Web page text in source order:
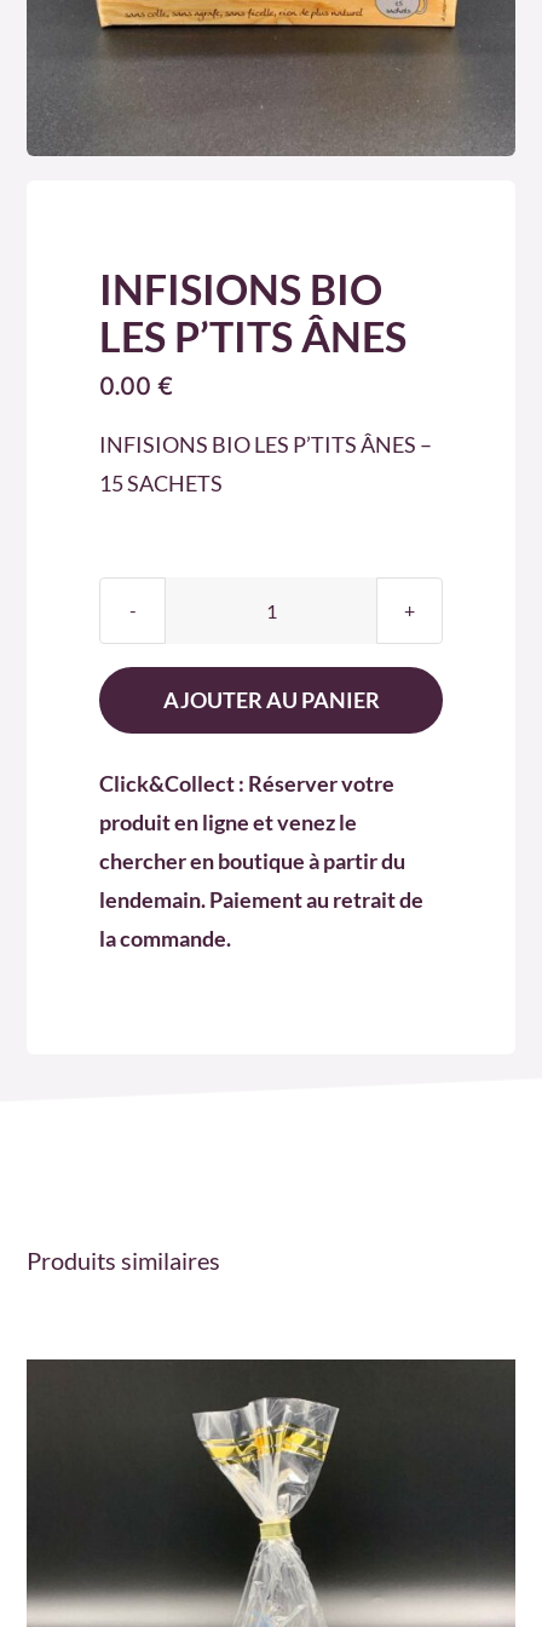
INFISIONS BIO
LES P’TITS ÂNES
0.00€
INFISIONS BIO LES P’TITS ÂNES –
15 SACHETS
quantité
INFISIONS
P’TITS
ÂNES
AJOUTER AU PANIER
Click&Collect : Réserver votre
produit en ligne et venez le
chercher en boutique à partir du
lendemain. Paiement au retrait de
la commande.
Produits similaires